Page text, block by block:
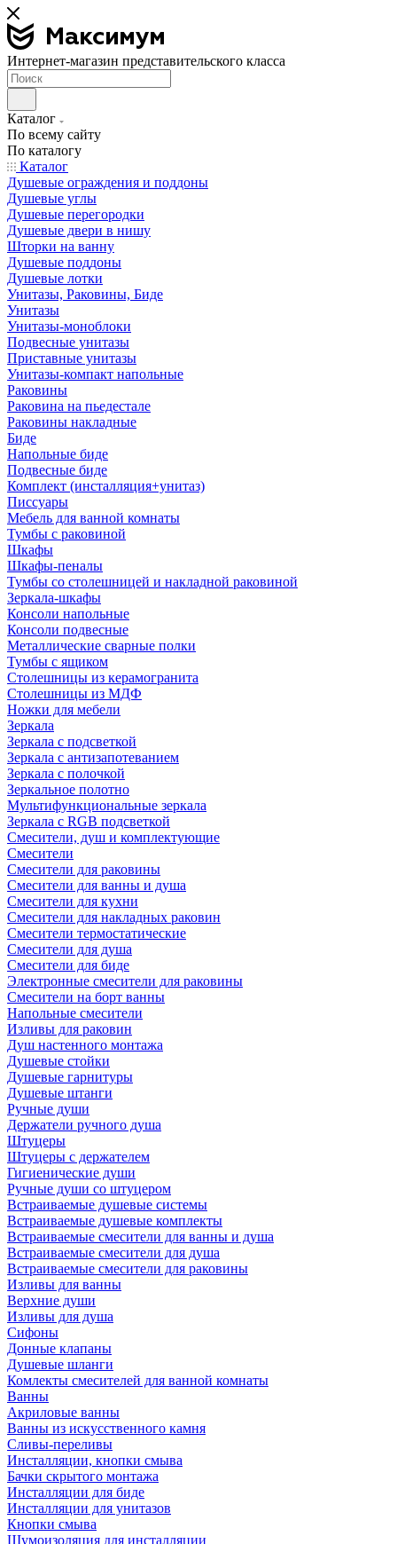
Интернет-магазин представительского класса
Каталог
По всему сайту
По каталогу
Каталог
Душевые ограждения и поддоны
Душевые углы
Душевые перегородки
Душевые двери в нишу
Шторки на ванну
Душевые поддоны
Душевые лотки
Унитазы, Раковины, Биде
Унитазы
Унитазы-моноблоки
Подвесные унитазы
Приставные унитазы
Унитазы-компакт напольные
Раковины
Раковина на пьедестале
Раковины накладные
Биде
Напольные биде
Подвесные биде
Комплект (инсталляция+унитаз)
Писсуары
Мебель для ванной комнаты
Тумбы с раковиной
Шкафы
Шкафы-пеналы
Тумбы со столешницей и накладной раковиной
Зеркала-шкафы
Консоли напольные
Консоли подвесные
Металлические сварные полки
Тумбы с ящиком
Столешницы из керамогранита
Столешницы из МДФ
Ножки для мебели
Зеркала
Зеркала с подсветкой
Зеркала с антизапотеванием
Зеркала с полочкой
Зеркальное полотно
Мультифункциональные зеркала
Зеркала c RGB подсветкой
Смесители, душ и комплектующие
Смесители
Смесители для раковины
Смесители для ванны и душа
Смесители для кухни
Смесители для накладных раковин
Смесители термостатические
Смесители для душа
Смесители для биде
Электронные смесители для раковины
Смесители на борт ванны
Напольные смесители
Изливы для раковин
Душ настенного монтажа
Душевые стойки
Душевые гарнитуры
Душевые штанги
Ручные души
Держатели ручного душа
Штуцеры
Штуцеры с держателем
Гигиенические души
Ручные души со штуцером
Встраиваемые душевые системы
Встраиваемые душевые комплекты
Встраиваемые смесители для ванны и душа
Встраиваемые смесители для душа
Встраиваемые смесители для раковины
Изливы для ванны
Верхние души
Изливы для душа
Сифоны
Донные клапаны
Душевые шланги
Комлекты смесителей для ванной комнаты
Ванны
Акриловые ванны
Ванны из искусственного камня
Сливы-переливы
Инсталляции, кнопки смыва
Бачки скрытого монтажа
Инсталляции для биде
Инсталляции для унитазов
Кнопки смыва
Шумоизоляция для инсталляции